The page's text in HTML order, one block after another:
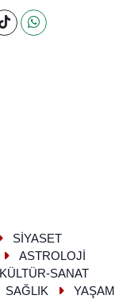
SİYASET
ASTROLOJİ
KÜLTÜR-SANAT
SAĞLIK YAŞAM